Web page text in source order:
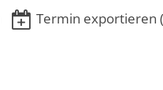
Termin exportieren